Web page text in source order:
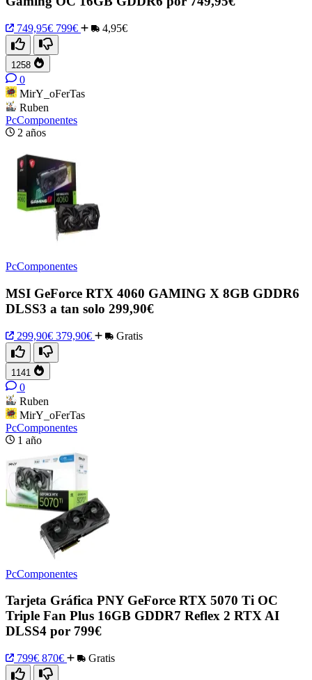
749,95€ 799€ 4,95€
1258
0
MirY_oFerTas
Ruben
PcComponentes
2 años
PcComponentes
MSI GeForce RTX 4060 GAMING X 8GB GDDR6
DLSS3 a tan solo 299,90€
299,90€ 379,90€ Gratis
1141
0
Ruben
MirY_oFerTas
PcComponentes
1 año
PcComponentes
Tarjeta Gráfica PNY GeForce RTX 5070 Ti OC
Triple Fan Plus 16GB GDDR7 Reflex 2 RTX AI
DLSS4 por 799€
799€ 870€ Gratis